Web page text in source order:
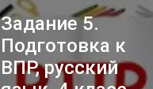
Задание 5.
Подготовка к
ВПР, русский